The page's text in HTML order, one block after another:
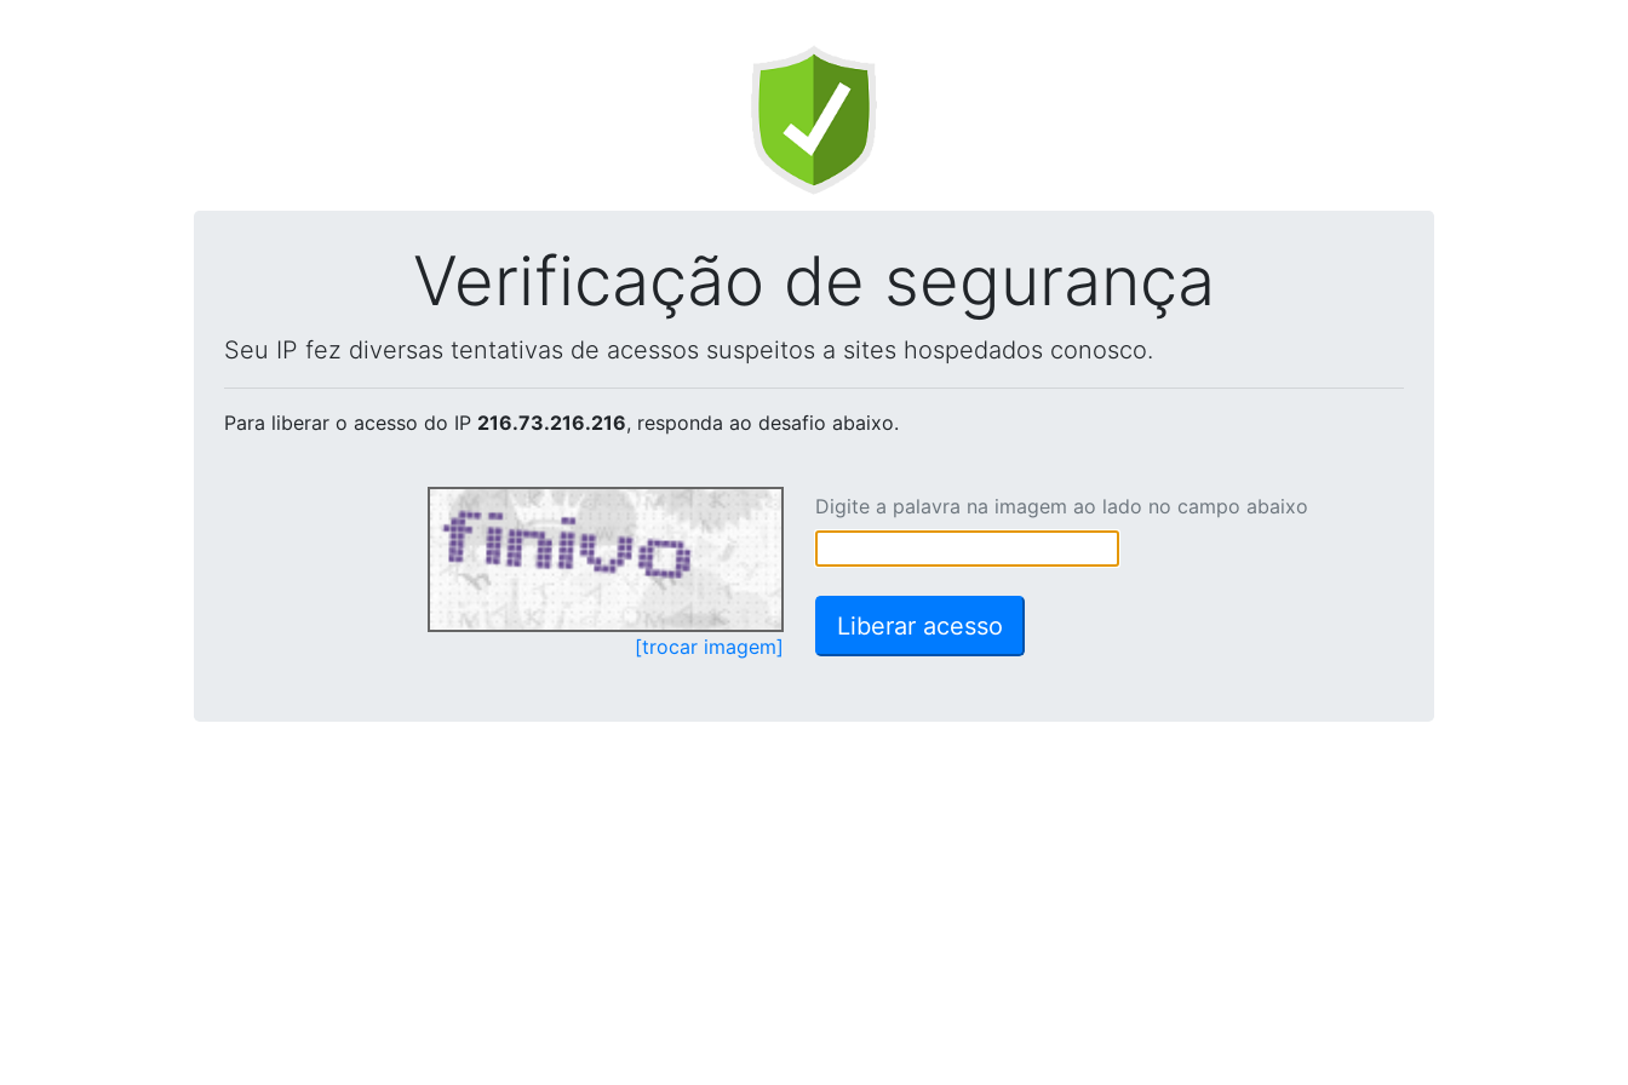
Verificação de segurança
Seu IP fez diversas tentativas de acessos suspeitos a sites hospedados conosco.
Para liberar o acesso do IP 216.73.216.216, responda ao desafio abaixo.
[trocar imagem]
Digite a palavra na imagem ao lado no campo abaixo